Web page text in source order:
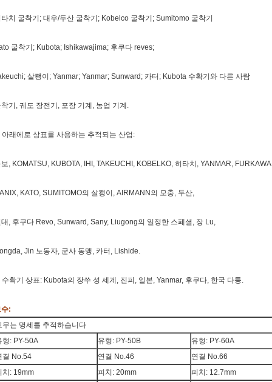
치 굴착기; 대우/두산 굴착기; Kobelco 굴착기; Sumitomo 굴착기
굴착기; Kubota; Ishikawajima; 후쿠다 reves;
살쾡이; Yanmar; Yanmar; Sunward; 카터; Kubota 수확기와 다른 사람
착기, 궤도 장전기, 포장 기계, 농업 기계.
아래에로 상표를 사용하는 추적되는 산업:
보, KOMATSU, KUBOTA, IHI, TAKEUCHI, KOBELKO, 히타치, YANMAR,
KATO, SUMITOMO의 살쾡이, AIRMANN의 모충, 두산,
대, 후쿠다 Revo, Sunward, Sany, Liugong의 일정한 스페셜, 장 Lu,
Jin 노동자, 군사 동맹, 카터, Lishide.
수확기 상표: Kubota의 장쑤 성 세계, 진피, 일본, Yanmar, 후쿠다, 한국 다퉁.
:
무는 명세를 추적하습니다
형: PY-50A
유형: PY-50B
유형: PY-60A
결 No.54
연결 No.46
연결 No.66
치: 19mm
피치: 20mm
피치: 12.7mm